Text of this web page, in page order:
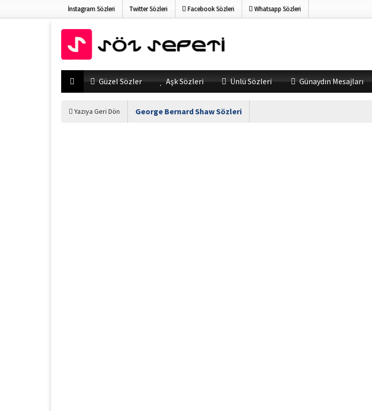
İnstagram Sözleri Twitter Sözleri Facebook Sözleri Whatsapp Sözleri
Güzel Sözler Aşk Sözleri Ünlü Sözleri Günaydın Mesajları
Yazıya Geri Dön George Bernard Shaw Sözleri